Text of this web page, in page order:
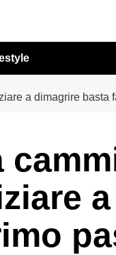
a dimagrire basta